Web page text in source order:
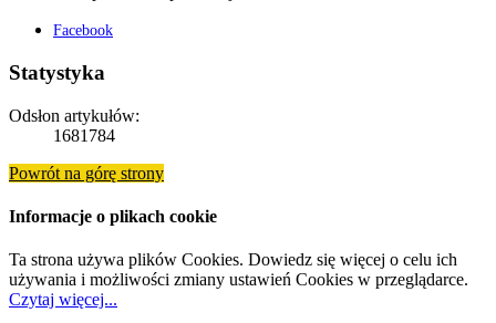
Facebook
Statystyka
Odsłon artykułów:
1681784
Powrót na górę strony
Informacje o plikach cookie
Ta strona używa plików Cookies. Dowiedz się więcej o celu ich
używania i możliwości zmiany ustawień Cookies w przeglądarce.
Czytaj więcej...